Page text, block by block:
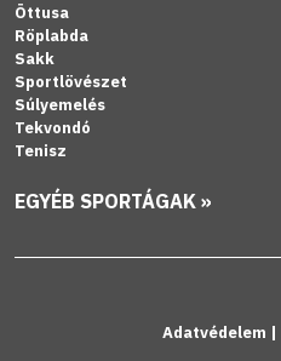
Öttusa
Röplabda
Sakk
Sportlövészet
Súlyemelés
Tekvondó
Tenisz
EGYÉB SPORTÁGAK »
Adatvédelem |